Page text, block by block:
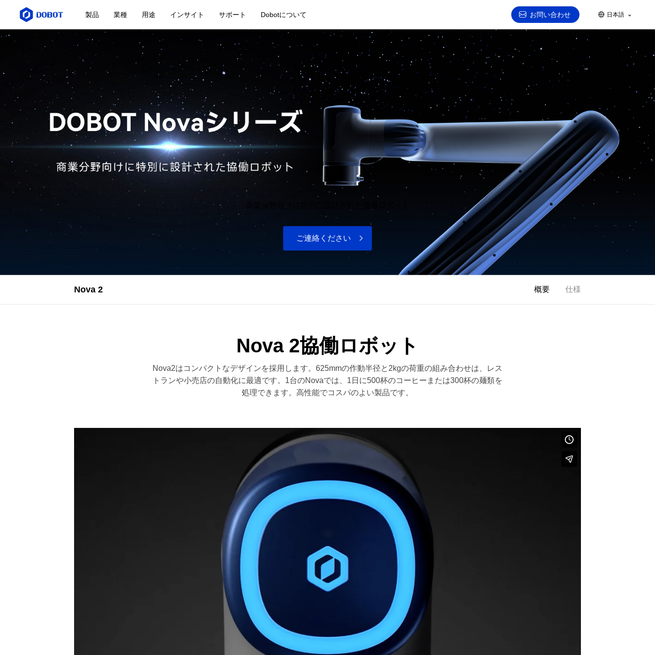
製品 業種 用途 インサイト サポート Dobotについて お問い合わせ 日本語
商業分野向けに特別に設計された協働ロボット
ご連絡ください
Nova 2 概要 仕様
Nova 2協働ロボット
Nova2はコンパクトなデザインを採用します。625mmの作動半径と2kgの荷重の組み合わせは、レス
トランや小売店の自動化に最適です。1台のNovaでは、1日に500杯のコーヒーまたは300杯の麺類を
処理できます。高性能でコスパのよい製品です。